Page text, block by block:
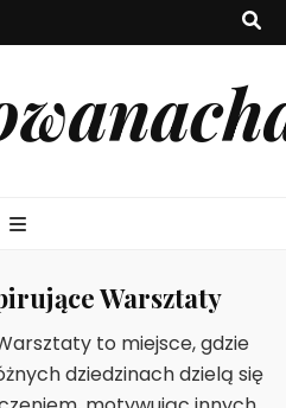
Warsztaty
to miejsce, gdzie
dziedzinach dzielą się